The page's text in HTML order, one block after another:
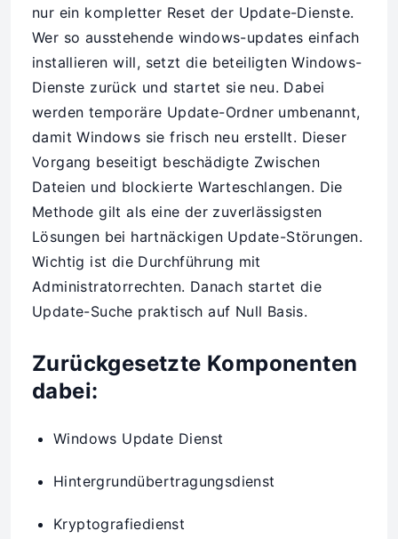
nur ein kompletter Reset der Update-Dienste.
Wer so ausstehende windows-updates einfach
installieren will, setzt die beteiligten Windows-
Dienste zurück und startet sie neu. Dabei
werden temporäre Update-Ordner umbenannt,
damit Windows sie frisch neu erstellt. Dieser
Vorgang beseitigt beschädigte Zwischen
Dateien und blockierte Warteschlangen. Die
Methode gilt als eine der zuverlässigsten
Lösungen bei hartnäckigen Update-Störungen.
Wichtig ist die Durchführung mit
Administratorrechten. Danach startet die
Update-Suche praktisch auf Null Basis.
Zurückgesetzte Komponenten
dabei:
Windows Update Dienst
Hintergrundübertragungsdienst
Kryptografiedienst